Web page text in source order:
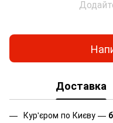
Доставка
Кур'єром по Києву —